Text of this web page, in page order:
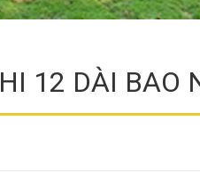
12 DÀI BAO